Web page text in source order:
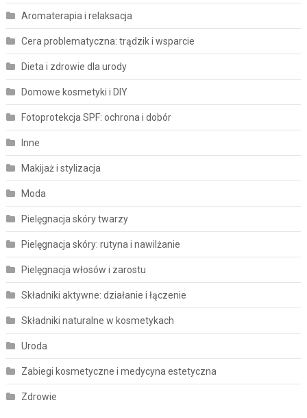
Aromaterapia i relaksacja
Cera problematyczna: trądzik i wsparcie
Dieta i zdrowie dla urody
Domowe kosmetyki i DIY
Fotoprotekcja SPF: ochrona i dobór
Inne
Makijaż i stylizacja
Moda
Pielęgnacja skóry twarzy
Pielęgnacja skóry: rutyna i nawilżanie
Pielęgnacja włosów i zarostu
Składniki aktywne: działanie i łączenie
Składniki naturalne w kosmetykach
Uroda
Zabiegi kosmetyczne i medycyna estetyczna
Zdrowie